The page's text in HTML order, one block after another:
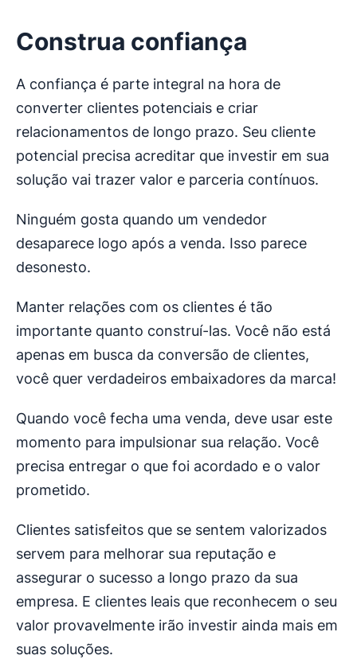
Construa confiança
A confiança é parte integral na hora de
converter clientes potenciais e criar
relacionamentos de longo prazo. Seu cliente
potencial precisa acreditar que investir em sua
solução vai trazer valor e parceria contínuos.
Ninguém gosta quando um vendedor
desaparece logo após a venda. Isso parece
desonesto.
Manter relações com os clientes é tão
importante quanto construí-las. Você não está
apenas em busca da conversão de clientes,
você quer verdadeiros embaixadores da marca!
Quando você fecha uma venda, deve usar este
momento para impulsionar sua relação. Você
precisa entregar o que foi acordado e o valor
prometido.
Clientes satisfeitos que se sentem valorizados
servem para melhorar sua reputação e
assegurar o sucesso a longo prazo da sua
empresa. E clientes leais que reconhecem o seu
valor provavelmente irão investir ainda mais em
suas soluções.